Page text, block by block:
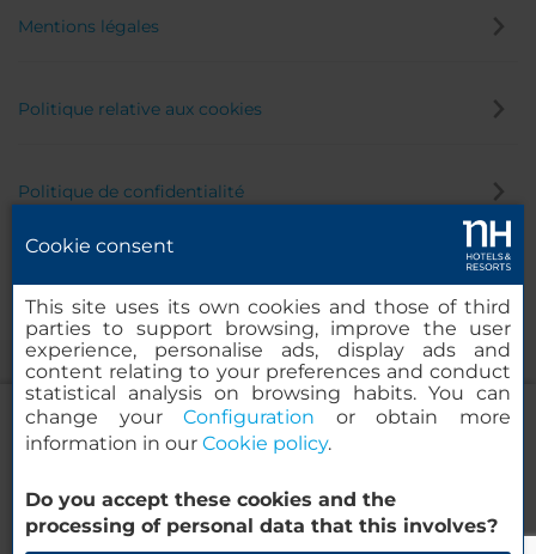
iStay by NH Zaragoza Sport Hotel
Mentions légales
Politique relative aux cookies
Politique de confidentialité
© 2000-2026 MINOR HOTELS EUROPE & AMERICAS Santa Engracia
120. 28003 Madrid, Espagne
Cookie consent
This site uses its own cookies and those of third
parties to support browsing, improve the user
experience, personalise ads, display ads and
content relating to your preferences and conduct
statistical analysis on browsing habits. You can
change yourConfiguration or obtain more
information in our Cookie policy.
Do you accept these cookies and the
processing of personal data that this involves?